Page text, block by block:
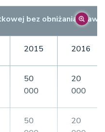
bez obniżania
2015 2016
50
000
20
000
50
20